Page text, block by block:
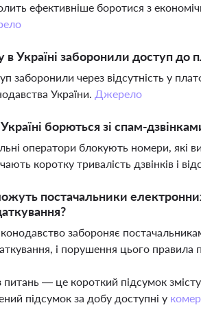
ефективніше боротися з
в Україні заборонили доступ до
заборонили через відсутність у
України. Джерело
борються зі спам-
оператори блокують номери, які
коротку тривалість дзвінків і
постачальники
забороняє
і порушення цього
— це короткий підсумок
підсумок за добу доступні у